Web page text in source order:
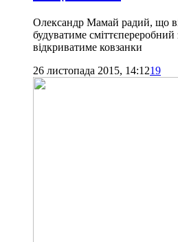
Олександр Мамай радий, що
будуватиме
відкриватиме ковзанки
26 листопада 2015, 14:1219